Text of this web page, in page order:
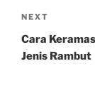
Next
Post
NEXT
Cara
Jenis Rambut